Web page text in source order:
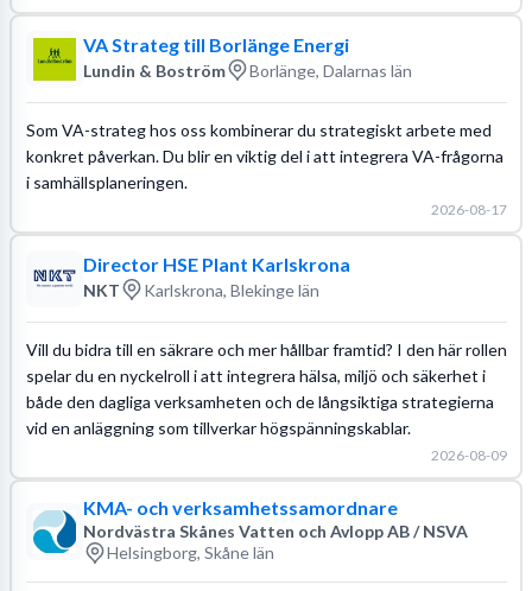
VA Strateg till Borlänge Energi
Lundin & Boström Borlänge, Dalarnas län
Som VA-strateg hos oss kombinerar du strategiskt arbete med
konkret påverkan. Du blir en viktig del i att integrera VA-frågorna
i samhällsplaneringen.
2026-08-17
Director HSE Plant Karlskrona
NKT Karlskrona, Blekinge län
Vill du bidra till en säkrare och mer hållbar framtid? I den här rollen
spelar du en nyckelroll i att integrera hälsa, miljö och säkerhet i
både den dagliga verksamheten och de långsiktiga strategierna
vid en anläggning som tillverkar högspänningskablar.
2026-08-09
KMA- och verksamhetssamordnare
Nordvästra Skånes Vatten och Avlopp AB / NSVA
Helsingborg, Skåne län